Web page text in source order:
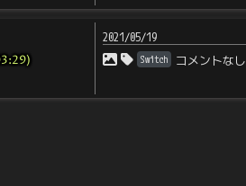
2021/05/19
Switch
コメントなし